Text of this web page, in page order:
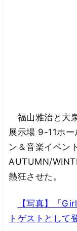
福山雅治と大
展示場 9-11ホー
ン＆音楽イベ
AUTUMN/
熱狂させた。
【写真】「
トゲストとして